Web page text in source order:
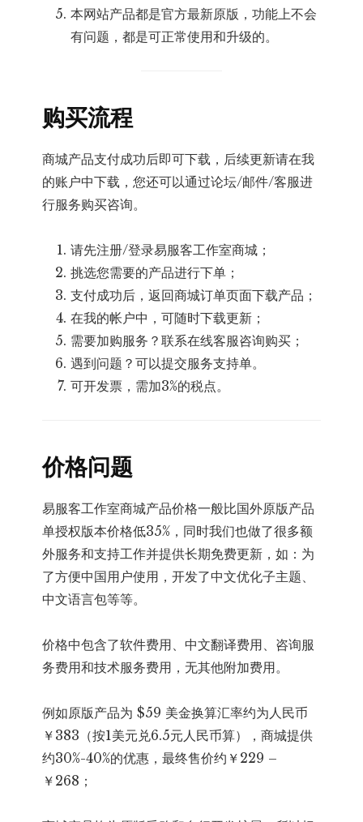
本网站产品都是官方最新原版，功能上不会
有问题，都是可正常使用和升级的。
购买流程
商城产品支付成功后即可下载，后续更新请在我
的账户中下载，您还可以通过论坛/邮件/客服进
行服务购买咨询。
请先注册/登录易服客工作室商城；
挑选您需要的产品进行下单；
支付成功后，返回商城订单页面下载产品；
在我的帐户中，可随时下载更新；
需要加购服务？联系在线客服咨询购买；
遇到问题？可以提交服务支持单。
可开发票，需加3%的税点。
价格问题
易服客工作室商城产品价格一般比国外原版产品
单授权版本价格低35%，同时我们也做了很多额
外服务和支持工作并提供长期免费更新，如：为
了方便中国用户使用，开发了中文优化子主题、
中文语言包等等。
价格中包含了软件费用、中文翻译费用、咨询服
务费用和技术服务费用，无其他附加费用。
例如原版产品为 $59 美金换算汇率约为人民币
￥383（按1美元兑6.5元人民币算），商城提供
约30%-40%的优惠，最终售价约￥229 –
￥268；